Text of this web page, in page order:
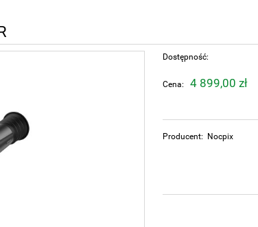
Dostępność:
Cena: 4 899,00 zł
Producent: Nocpix